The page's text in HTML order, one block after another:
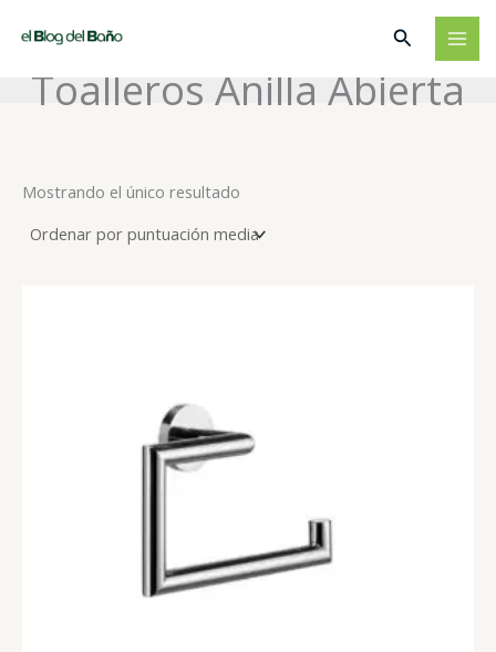
Buscar
Toalleros Anilla Abierta
Mostrando el único resultado